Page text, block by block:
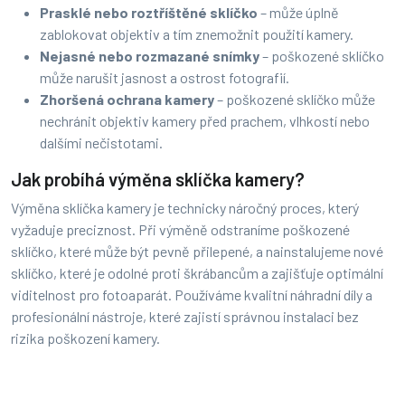
Prasklé nebo roztříštěné sklíčko – může úplně
zablokovat objektiv a tím znemožnit použití kamery.
Nejasné nebo rozmazané snímky– poškozené sklíčko
může narušit jasnost a ostrost fotografií.
Zhoršená ochrana kamery– poškozené sklíčko může
nechránit objektiv kamery před prachem, vlhkostí nebo
dalšími nečistotami.
Jak probíhá výměna sklíčka kamery?
Výměna sklíčka kamery je technicky náročný proces, který
vyžaduje preciznost. Při výměně odstraníme poškozené
sklíčko, které může být pevně přilepené, a nainstalujeme nové
sklíčko, které je odolné proti škrábancům a zajišťuje optimální
viditelnost pro fotoaparát. Používáme kvalitní náhradní díly a
profesionální nástroje, které zajistí správnou instalaci bez
rizika poškození kamery.